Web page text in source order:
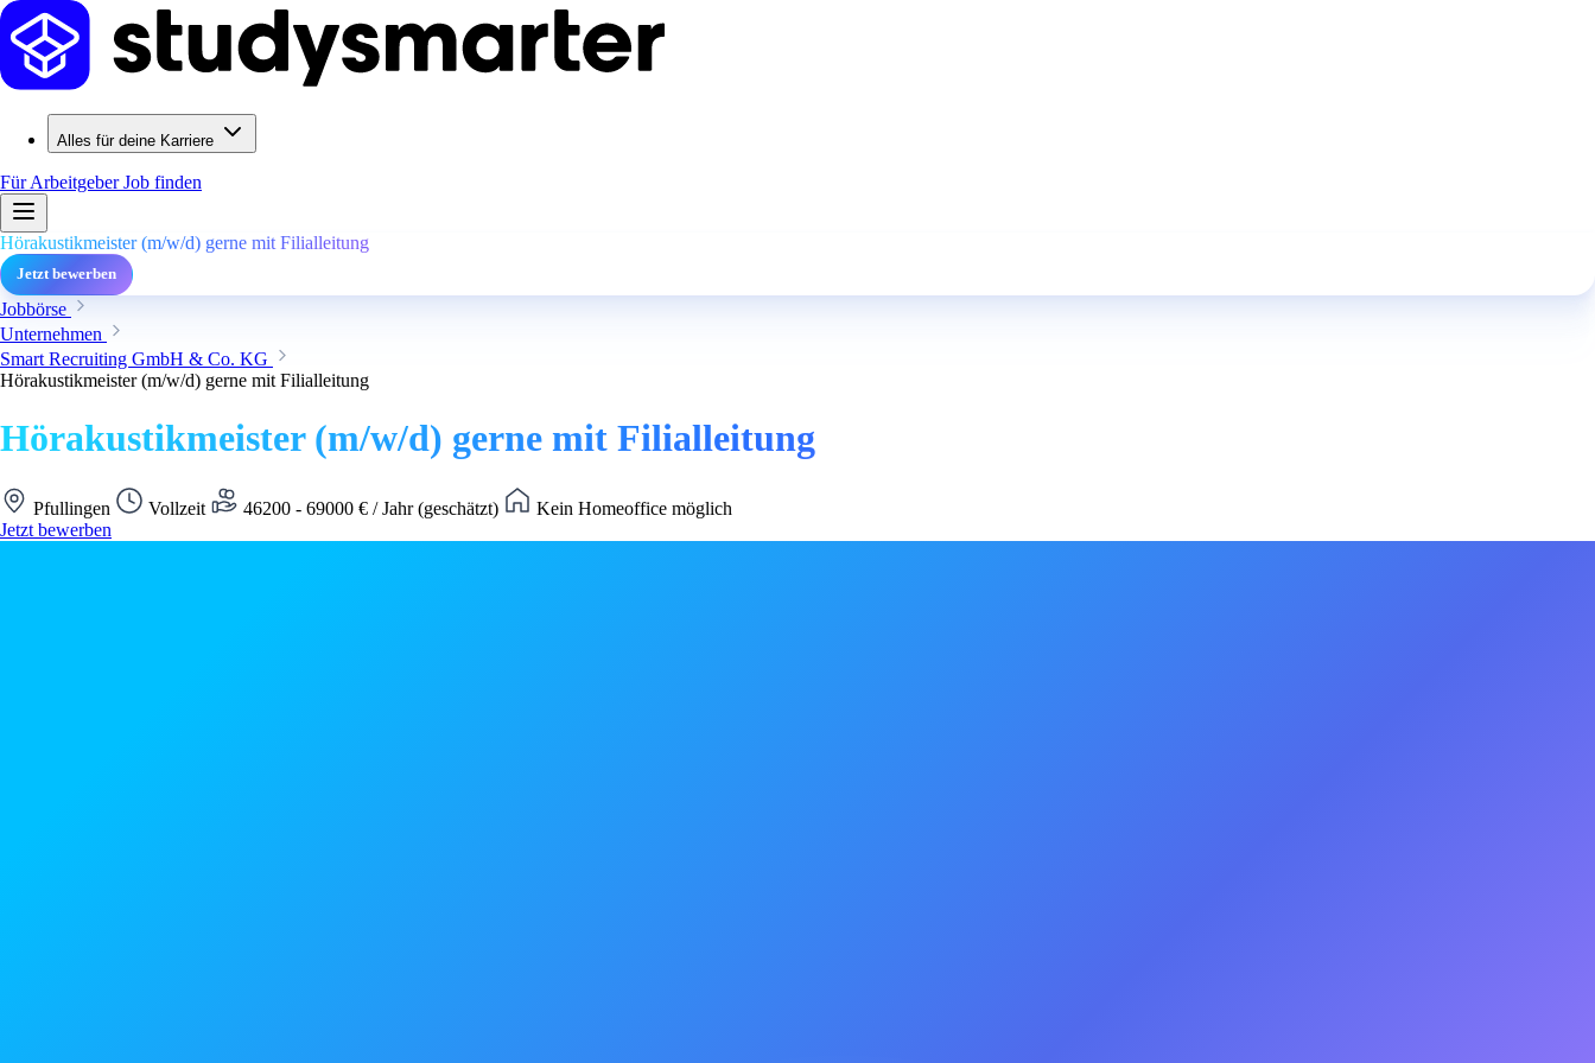
Alles für deine Karriere
Für ArbeitgeberJob finden
Hörakustikmeister (m/w/d) gerne mit Filialleitung
Jetzt bewerben
Jobbörse
Unternehmen
Smart Recruiting GmbH & Co. KG
Hörakustikmeister (m/w/d) gerne mit Filialleitung
Hörakustikmeister (m/w/d) gerne mit Filialleitung
Pfullingen Vollzeit 46200 - 69000 € / Jahr (geschätzt)
Kein Homeoffice möglich
Jetzt bewerben